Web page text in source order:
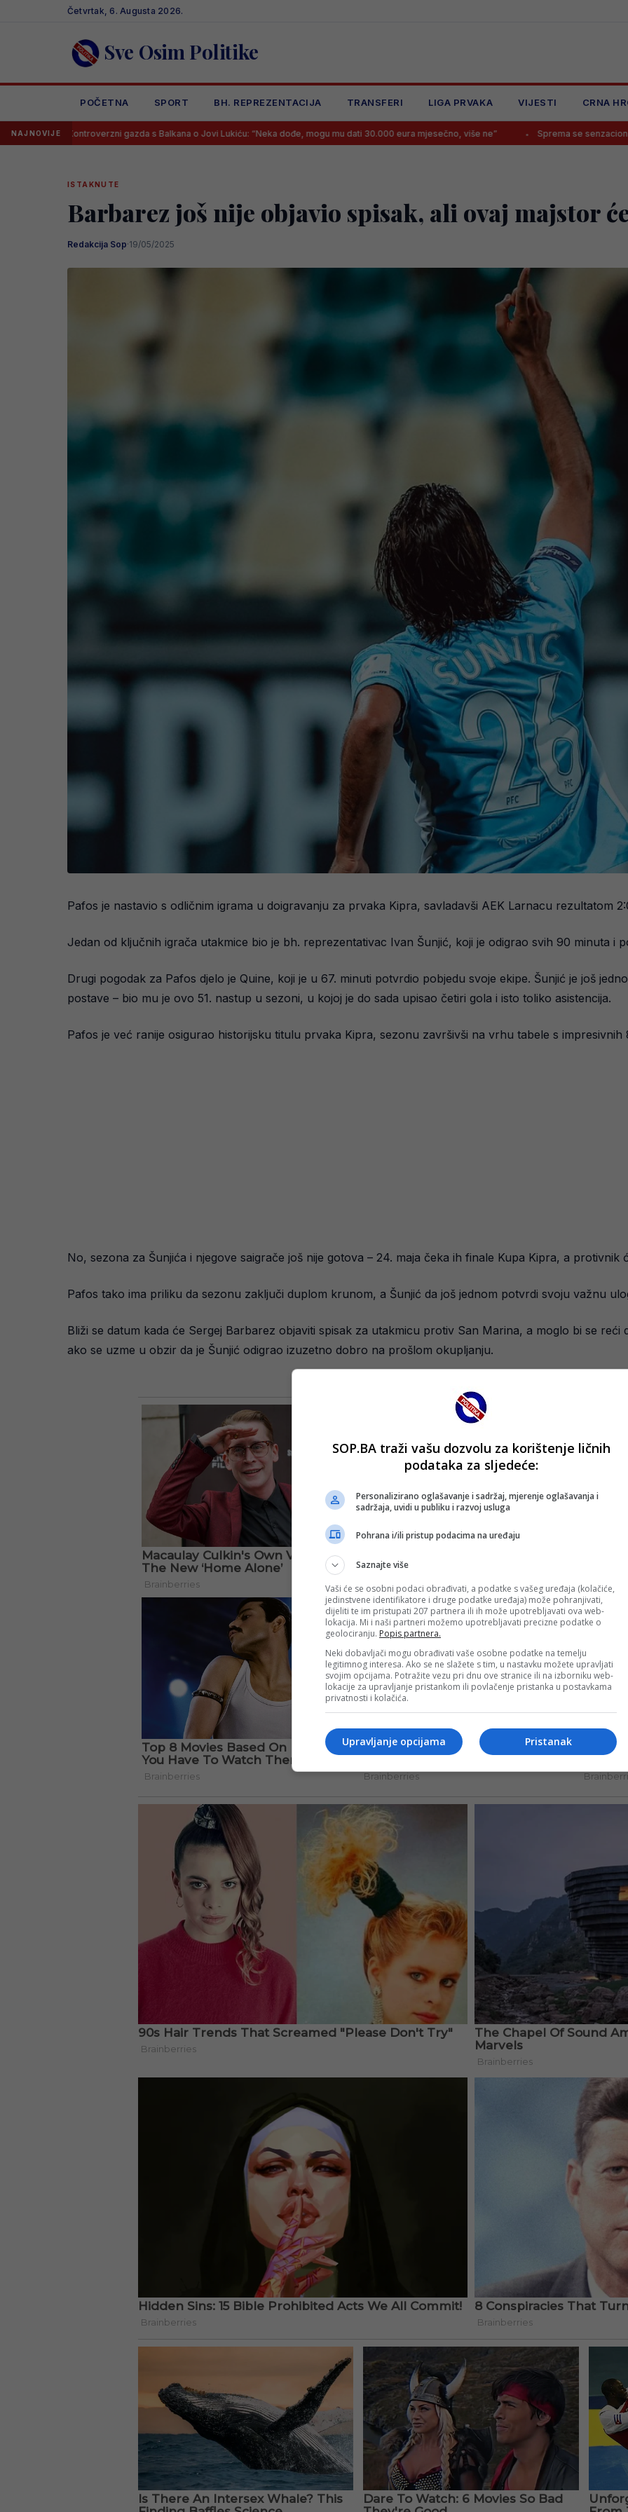
Četvrtak, 6. Augusta 2026.
Sve Osim Politike
POČETNA SPORT BH. REPREZENTACIJA TRANSFERI LIGA PRVAKA VIJESTI CRNA
NAJNOVIJEgazda s Balkana o Jovi Lukiću: “Neka dođe, mogu mu dati 30.000 eura mjesečno, više ne” Sprema se senzacionalni transfer
ISTAKNUTE
Barbarez još nije objavio spisak, ali ovaj majstor
Redakcija Sop·19/05/2025
Pafos je nastavio s odličnim igrama u doigravanju za prvaka Kipra, savladavši AEK Larnacu rezultatom
Jedan od ključnih igrača utakmice bio je bh. reprezentativac Ivan Šunjić, koji je odigrao svih 90 minuta i
Drugi pogodak za Pafos djelo je Quine, koji je u 67. minuti potvrdio pobjedu svoje ekipe. Šunjić je još
postave – bio mu je ovo 51. nastup u sezoni, u kojoj je do sada upisao četiri gola i isto toliko asistencija.
Pafos je već ranije osigurao historijsku titulu prvaka Kipra, sezonu završivši na vrhu tabele s impresivnih
No, sezona za Šunjića i njegove saigrače još nije gotova – 24. maja čeka ih finale Kupa Kipra, a protivnik
Pafos tako ima priliku da sezonu zaključi duplom krunom, a Šunjić da još jednom potvrdi svoju važnu
Bliži se datum kada će Sergej Barbarez objaviti spisak za utakmicu protiv San Marina, a moglo bi se reći
ako se uzme u obzir da je Šunjić odigrao izuzetno dobro na prošlom okupljanju.
SOP.BA traži vašu dozvolu za korištenje ličnih
podataka za sljedeće:
Personalizirano oglašavanje i sadržaj, mjerenje oglašavanja i
sadržaja, uvidi u publiku i razvoj usluga
Pohrana i/ili pristup podacima na uređaju
Saznajte više
Vaši će se osobni podaci obrađivati, a podatke s vašeg uređaja (kolačiće,
jedinstvene identifikatore i druge podatke uređaja) može pohranjivati,
dijeliti te im pristupati 207 partnera ili ih može upotrebljavati ova web-
lokacija. Mi i naši partneri možemo upotrebljavati precizne podatke o
geolociranju. Popis partnera.
Neki dobavljači mogu obrađivati vaše osobne podatke na temelju
legitimnog interesa. Ako se ne slažete s tim, u nastavku možete upravljati
svojim opcijama. Potražite vezu pri dnu ove stranice ili na izborniku web-
lokacije za upravljanje pristankom ili povlačenje pristanka u postavkama
privatnosti i kolačića.
Pristanak
Upravljanje opcijama